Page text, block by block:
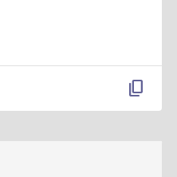
content_copy